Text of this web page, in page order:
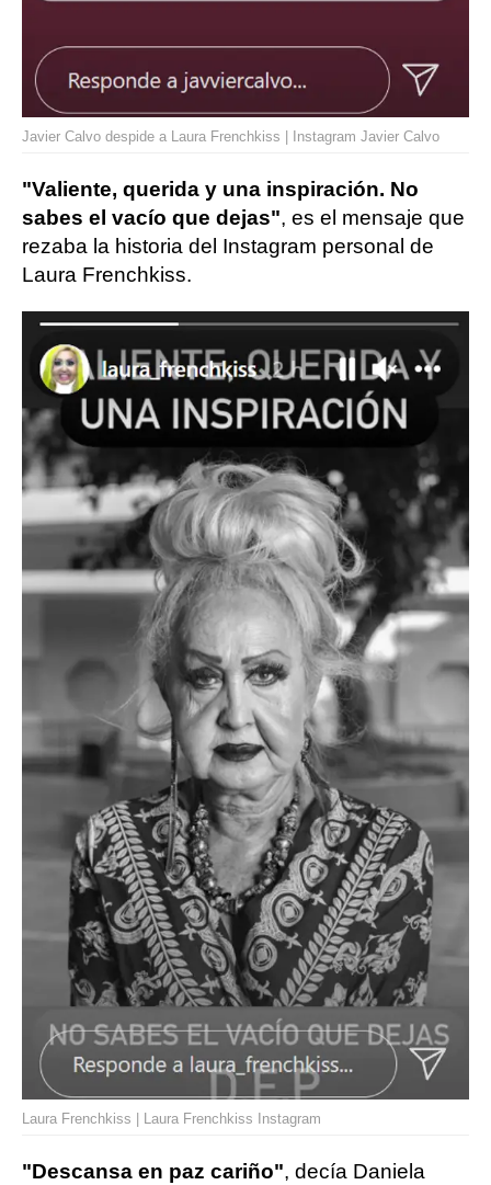
Javier Calvo despide a Laura Frenchkiss | Instagram Javier Calvo
"Valiente, querida y una inspiración. No
sabes el vacío que dejas", es el mensaje que
rezaba la historia del Instagram personal de
Laura Frenchkiss.
Laura Frenchkiss | Laura Frenchkiss Instagram
"Descansa en paz cariño", decía Daniela